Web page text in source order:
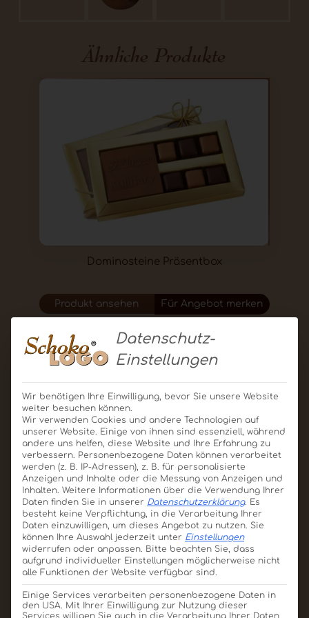
ist unsere Spezialität.
Ähnliche Produkte
Dominosteine Präsentbox
Produkt ansehen Für Angebot merken
Pralinenbox Handmade
110g
Produkt ansehen Für Angebot merken
Datenschutz-
Einstellungen
Wir benötigen Ihre Einwilligung, bevor Sie unsere Website
weiter besuchen können.
Wir verwenden Cookies und andere Technologien auf
unserer Website. Einige von ihnen sind essenziell, während
andere uns helfen, diese Website und Ihre Erfahrung zu
verbessern. Personenbezogene Daten können verarbeitet
werden (z. B. IP-Adressen), z. B. für personalisierte
Anzeigen und Inhalte oder die Messung von Anzeigen und
Inhalten. Weitere Informationen über die Verwendung Ihrer
Daten finden Sie in unserer Datenschutzerklärung. Es
besteht keine Verpflichtung, in die Verarbeitung Ihrer
Daten einzuwilligen, um dieses Angebot zu nutzen. Sie
können Ihre Auswahl jederzeit unter Einstellungen
widerrufen oder anpassen. Bitte beachten Sie, dass
aufgrund individueller Einstellungen möglicherweise nicht
alle Funktionen der Website verfügbar sind.
Einige Services verarbeiten personenbezogene Daten in
den USA. Mit Ihrer Einwilligung zur Nutzung dieser
Services willigen Sie auch in die Verarbeitung Ihrer Daten